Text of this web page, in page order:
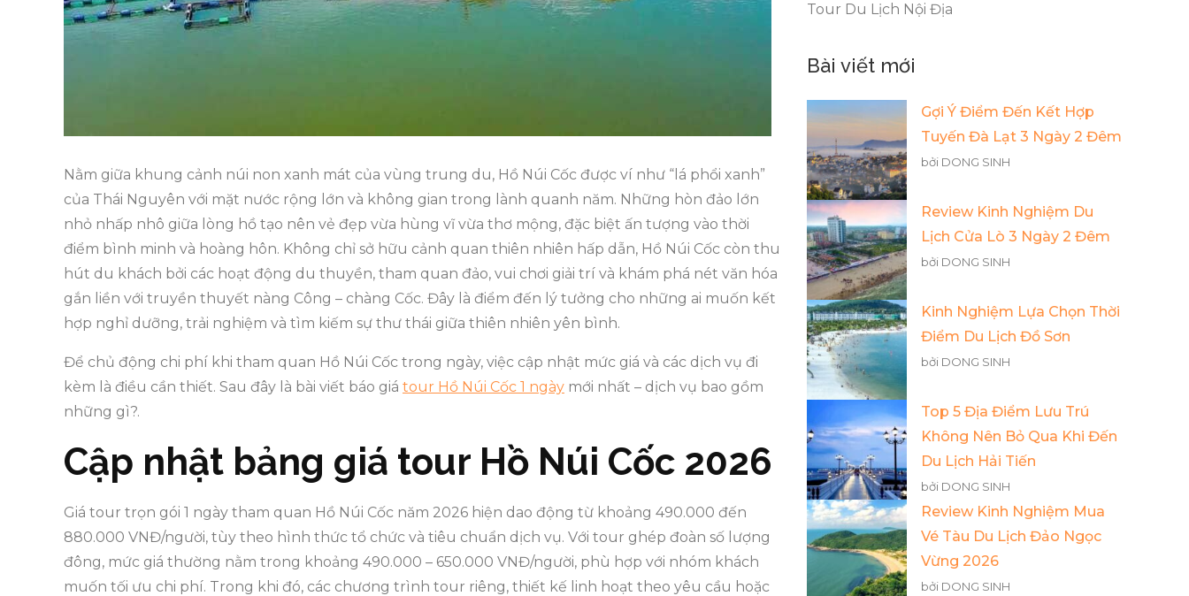
–
Những
Nằm giữa khung cảnh núi non xanh mát của vùng trung du, Hồ Núi Cốc được ví như “lá phổi xanh”
của Thái Nguyên với mặt nước rộng lớn và không gian trong lành quanh năm. Những hòn đảo lớn
nhỏ nhấp nhô giữa lòng hồ tạo nên vẻ đẹp vừa hùng vĩ vừa thơ mộng, đặc biệt ấn tượng vào thời
điểm bình minh và hoàng hôn. Không chỉ sở hữu cảnh quan thiên nhiên hấp dẫn, Hồ Núi Cốc còn thu
hút du khách bởi các hoạt động du thuyền, tham quan đảo, vui chơi giải trí và khám phá nét văn hóa
gắn liền với truyền thuyết nàng Công – chàng Cốc. Đây là điểm đến lý tưởng cho những ai muốn kết
hợp nghỉ dưỡng, trải nghiệm và tìm kiếm sự thư thái giữa thiên nhiên yên bình.
Để chủ động chi phí khi tham quan Hồ Núi Cốc trong ngày, việc cập nhật mức giá và các dịch vụ đi
kèm là điều cần thiết. Sau đây là bài viết báo giá tour Hồ Núi Cốc 1 ngày mới nhất – dịch vụ bao gồm
những gì?.
Cập nhật bảng giá tour Hồ Núi Cốc 2026
Giá tour trọn gói 1 ngày tham quan Hồ Núi Cốc năm 2026 hiện dao động từ khoảng 490.000 đến
880.000 VNĐ/người, tùy theo hình thức tổ chức và tiêu chuẩn dịch vụ. Với tour ghép đoàn số lượng
đông, mức giá thường nằm trong khoảng 490.000 – 650.000 VNĐ/người, phù hợp với nhóm khách
muốn tối ưu chi phí. Trong khi đó, các chương trình tour riêng, thiết kế linh hoạt theo yêu cầu hoặc
Tour Du Lịch Nội Địa
Bài viết mới
Gợi Ý Điểm Đến Kết Hợp
Tuyến Đà Lạt 3 Ngày 2 Đêm
bởi DONG SINH
Review Kinh Nghiệm Du
Lịch Cửa Lò 3 Ngày 2 Đêm
bởi DONG SINH
Kinh Nghiệm Lựa Chọn Thời
Điểm Du Lịch Đồ Sơn
bởi DONG SINH
Top 5 Địa Điểm Lưu Trú
Không Nên Bỏ Qua Khi Đến
Du Lịch Hải Tiến
bởi DONG SINH
Review Kinh Nghiệm Mua
Vé Tàu Du Lịch Đảo Ngọc
Vừng 2026
bởi DONG SINH